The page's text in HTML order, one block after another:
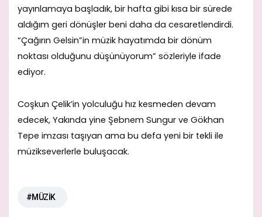
yayınlamaya başladık, bir hafta gibi kısa bir sürede
aldığım geri dönüşler beni daha da cesaretlendirdi.
“Çağırın Gelsin”in müzik hayatımda bir dönüm
noktası olduğunu düşünüyorum” sözleriyle ifade
ediyor.
Coşkun Çelik’in yolculuğu hız kesmeden devam
edecek, Yakında yine Şebnem Sungur ve Gökhan
Tepe imzası taşıyan ama bu defa yeni bir tekli ile
müzikseverlerle buluşacak.
#MÜZİK